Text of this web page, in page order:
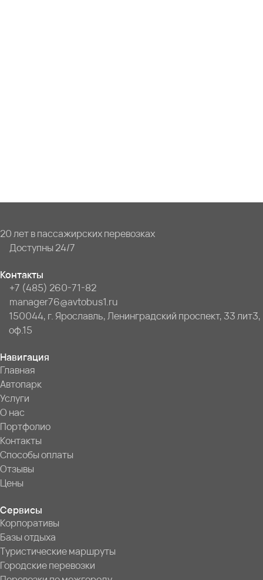
20 лет в пассажирских перевозках
Доступны 24/7
Контакты
+7 (485) 260-71-82
manager76@avtobus1.ru
150044, г. Ярославль, Ленинградский проспект, 33 лит3,
оф.15
Навигация
Главная
Автопарк
Услуги
О нас
Портфолио
Контакты
Способы оплаты
Отзывы
Цены
Сервисы
Корпоративы
Базы отдыха
Туристические маршруты
Городские перевозки